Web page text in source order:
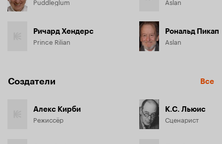
Ричард Хендерс
Prince Rilian
Рональд Пикап
Aslan
Создатели Все
Алекс Кирби
Режиссёр
К.С. Льюис
Сценарист